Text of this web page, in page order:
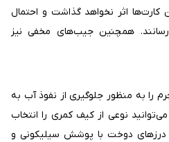
کارت‌‌ها اثر نخواهد گذاشت و احتمال
همچنین جیب‌‌های مخفی نیز
را به منظور جلوگیری از نفوذ آب به
نوعی از کیف کمری را انتخاب
دوخت با پوشش سیلیکونی و